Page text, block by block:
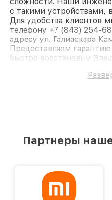
сложности. Наши
с такими устройствами,
Для удобства клиентов
телефону +7 (843) 254-
адресу ул. Галиаскара
Предоставляем
быстро восстановим
Партнеры